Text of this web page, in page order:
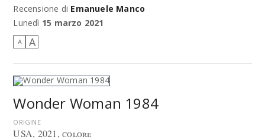
Recensione di Emanuele Manco
Lunedì 15 marzo 2021
A A
Wonder Woman 1984
ORIGINE
USA, 2021,colore